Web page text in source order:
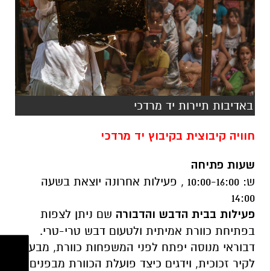
באדיבות תיירות יד מרדכי
חוויה קיבוצית בקיבוץ יד מרדכי
שעות פתיחה
ש: 10:00-16:00 , פעילות אחרונה יוצאת בשעה
14:00
פעילות בבית הדבש והדבורה שם ניתן לצפות
בפתיחת כוורת אמיתית ולטעום דבש טרי-טרי.
דבוראי מנוסה יפתח לפני המשפחות כוורת, מבעד
לקיר זכוכית, וידגים כיצד פועלת הכוורת מבפנים.